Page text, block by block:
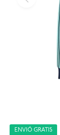
ENVIÓ GRATIS